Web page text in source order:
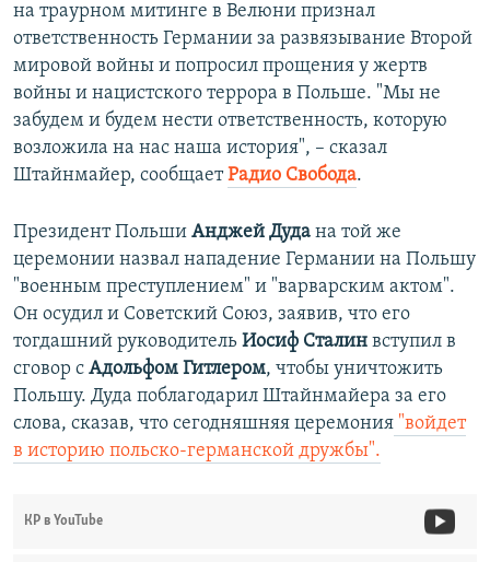
на траурном митинге в Велюни признал
ответственность Германии за развязывание Второй
мировой войны и попросил прощения у жертв
войны и нацистского террора в Польше. "Мы не
забудем и будем нести ответственность, которую
возложила на нас наша история", – сказал
Штайнмайер, сообщаетРадио Свобода.
Президент Польши Анджей Дуда на той же
церемонии назвал нападение Германии на Польшу
"военным преступлением" и "варварским актом".
Он осудил и Советский Союз, заявив, что его
тогдашний руководитель Иосиф Сталин вступил в
сговор с Адольфом Гитлером, чтобы уничтожить
Польшу. Дуда поблагодарил Штайнмайера за его
слова, сказав, что сегодняшняя церемония "войдет
в историю польско-германской дружбы".
КР в YouTube